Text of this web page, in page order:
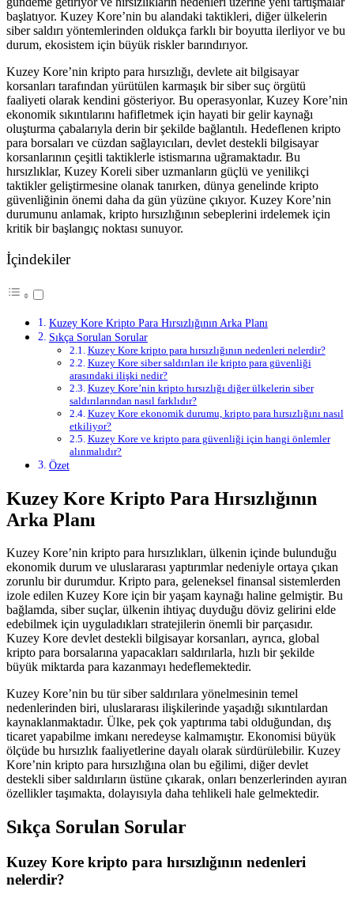
başlatıyor. Kuzey Kore’nin bu alandaki taktikleri, diğer ülkelerin
siber saldırı yöntemlerinden oldukça farklı bir boyutta ilerliyor ve bu
durum, ekosistem için büyük riskler barındırıyor.
Kuzey Kore’nin kripto para hırsızlığı, devlete ait bilgisayar
korsanları tarafından yürütülen karmaşık bir siber suç örgütü
faaliyeti olarak kendini gösteriyor. Bu operasyonlar, Kuzey Kore’nin
ekonomik sıkıntılarını hafifletmek için hayati bir gelir kaynağı
oluşturma çabalarıyla derin bir şekilde bağlantılı. Hedeflenen kripto
para borsaları ve cüzdan sağlayıcıları, devlet destekli bilgisayar
korsanlarının çeşitli taktiklerle istismarına uğramaktadır. Bu
hırsızlıklar, Kuzey Koreli siber uzmanların güçlü ve yenilikçi
taktikler geliştirmesine olanak tanırken, dünya genelinde kripto
güvenliğinin önemi daha da gün yüzüne çıkıyor. Kuzey Kore’nin
durumunu anlamak, kripto hırsızlığının sebeplerini irdelemek için
kritik bir başlangıç noktası sunuyor.
İçindekiler
Kuzey Kore Kripto Para Hırsızlığının Arka Planı
Sıkça Sorulan Sorular
Kuzey Kore kripto para hırsızlığının nedenleri nelerdir?
Kuzey Kore siber saldırıları ile kripto para güvenliği
arasındaki ilişki nedir?
Kuzey Kore’nin kripto hırsızlığı diğer ülkelerin siber
saldırılarından nasıl farklıdır?
Kuzey Kore ekonomik durumu, kripto para hırsızlığını nasıl
etkiliyor?
Kuzey Kore ve kripto para güvenliği için hangi önlemler
alınmalıdır?
Özet
Kuzey Kore Kripto Para Hırsızlığının
Arka Planı
Kuzey Kore’nin kripto para hırsızlıkları, ülkenin içinde bulunduğu
ekonomik durum ve uluslararası yaptırımlar nedeniyle ortaya çıkan
zorunlu bir durumdur. Kripto para, geleneksel finansal sistemlerden
izole edilen Kuzey Kore için bir yaşam kaynağı haline gelmiştir. Bu
bağlamda, siber suçlar, ülkenin ihtiyaç duyduğu döviz gelirini elde
edebilmek için uyguladıkları stratejilerin önemli bir parçasıdır.
Kuzey Kore devlet destekli bilgisayar korsanları, ayrıca, global
kripto para borsalarına yapacakları saldırılarla, hızlı bir şekilde
büyük miktarda para kazanmayı hedeflemektedir.
Kuzey Kore’nin bu tür siber saldırılara yönelmesinin temel
nedenlerinden biri, uluslararası ilişkilerinde yaşadığı sıkıntılardan
kaynaklanmaktadır. Ülke, pek çok yaptırıma tabi olduğundan, dış
ticaret yapabilme imkanı neredeyse kalmamıştır. Ekonomisi büyük
ölçüde bu hırsızlık faaliyetlerine dayalı olarak sürdürülebilir. Kuzey
Kore’nin kripto para hırsızlığına olan bu eğilimi, diğer devlet
destekli siber saldırıların üstüne çıkarak, onları benzerlerinden ayıran
özellikler taşımakta, dolayısıyla daha tehlikeli hale gelmektedir.
Sıkça Sorulan Sorular
Kuzey Kore kripto para hırsızlığının nedenleri
nelerdir?